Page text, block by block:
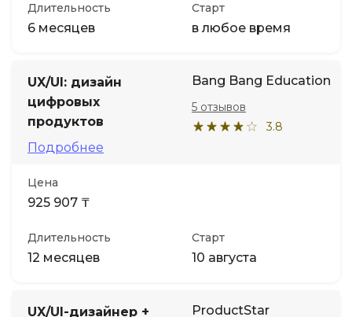
Длительность
6 месяцев
Старт
в любое время
UX/UI: дизайн
цифровых
продуктов
Подробнее
Bang Bang Education
3.8
5 отзывов
Цена
925 907 ₸
Длительность
12 месяцев
Старт
10 августа
UX/UI-дизайнер +
ProductStar